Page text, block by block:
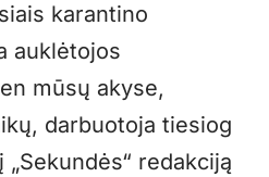
karantino
auklėtojos
mūsų akyse,
darbuotoja tiesiog
„Sekundės“ redakciją